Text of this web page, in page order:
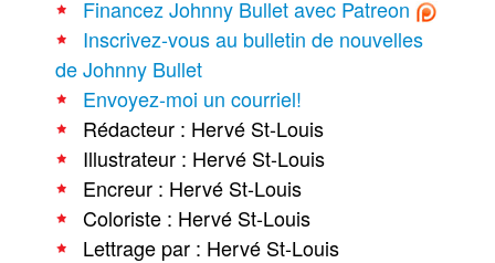
Financez Johnny Bullet avec Patreon
Inscrivez-vous au bulletin de nouvelles
de Johnny Bullet
Envoyez-moi un courriel!
Rédacteur : Hervé St-Louis
Illustrateur : Hervé St-Louis
Encreur : Hervé St-Louis
Coloriste : Hervé St-Louis
Lettrage par : Hervé St-Louis